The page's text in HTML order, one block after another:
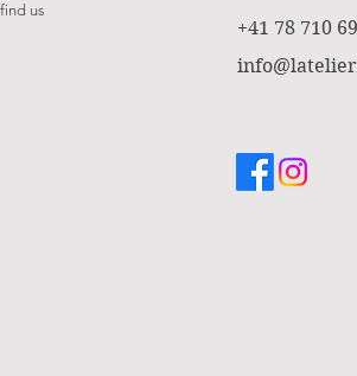
us
+41 78 710